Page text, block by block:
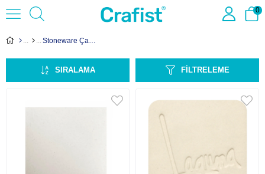
0
Stoneware Çamurlar (1184-1222 °C)
FILTRELEME
SIRALAMA